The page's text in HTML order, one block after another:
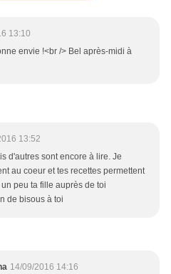
13:10
envie !<br /> Bel après-midi à
13:52
d'autres sont encore à lire. Je
au coeur et tes recettes permettent
peu ta fille auprès de toi
de bisous à toi
14/09/2016 14:16